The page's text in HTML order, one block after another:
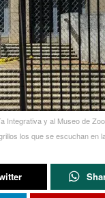
Integrativa y al Museo de
los que se escuchan en